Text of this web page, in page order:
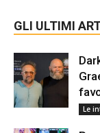
GLI ULTIMI
Le